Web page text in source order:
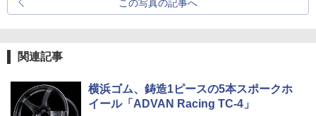
この写真の記事へ
関連記事
横浜ゴム、鋳造1ピースの5本スポークホ
イール「ADVAN Racing TC-4」